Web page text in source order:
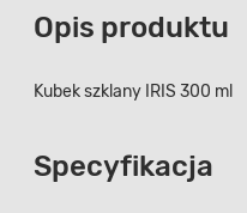
Opis produktu
Kubek szklany IRIS 300 ml
Specyfikacja